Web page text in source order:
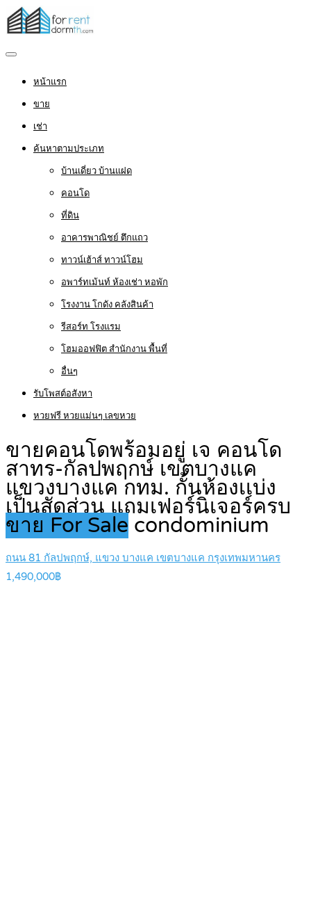
หน้าแรก
ขาย
เช่า
ค้นหาตามประเภท
บ้านเดี่ยว บ้านแฝด
คอนโด
ที่ดิน
อาคารพาณิชย์ ตึกแถว
ทาวน์เฮ้าส์ ทาวน์โฮม
อพาร์ทเม้นท์ ห้องเช่า หอพัก
โรงงาน โกดัง คลังสินค้า
รีสอร์ท โรงแรม
โฮมออฟฟิต สำนักงาน พื้นที่
อื่นๆ
รับโพสต์อสังหา
หวยฟรี หวยแม่นๆ เลขหวย
ขายคอนโดพร้อมอยู่ เจ คอนโด
สาทร-กัลปพฤกษ์ เขตบางแค
แขวงบางแค กทม. กั้นห้องเเบ่ง
เป็นสัดส่วน แถมเฟอร์นิเจอร์ครบ
ขาย For Sale condominium
ถนน 81 กัลปพฤกษ์, แขวง บางแค เขตบางแค กรุงเทพมหานคร
1,490,000฿